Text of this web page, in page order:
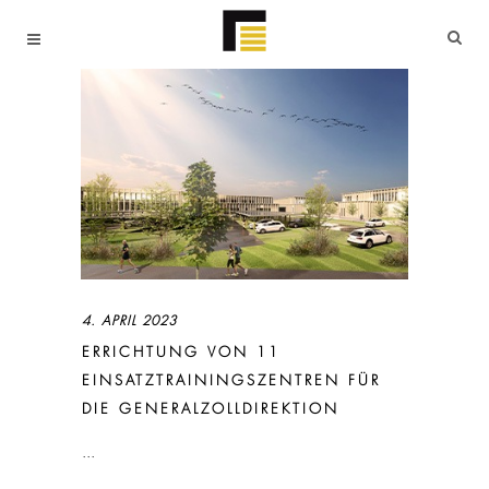
4. APRIL 2023
ERRICHTUNG VON 11
EINSATZTRAININGSZENTREN FÜR
DIE GENERALZOLLDIREKTION
...